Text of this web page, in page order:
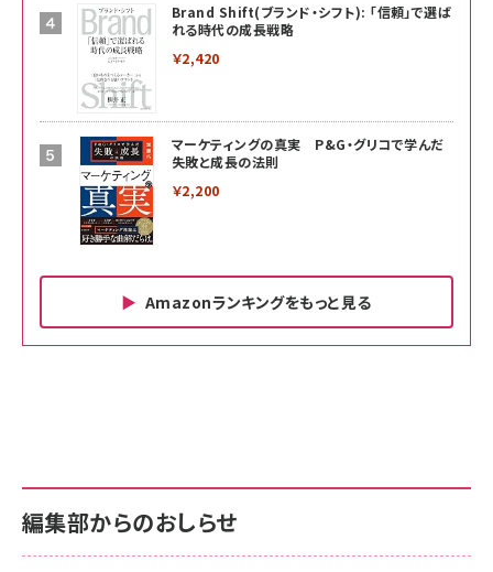
Brand Shift(ブランド・シフト): 「信頼」で選ば
れる時代の成長戦略
￥2,420
マーケティングの真実 P&G・グリコで学んだ
失敗と成長の法則
￥2,200
Amazonランキングをもっと見る
￥880
anan(アンアン)2026/06/24号 No.2500増刊
スペシャルエディション[王道エンタメの矜持／
サポート正規品 メーカー保証5年 KLMEA128G
NIMASO ガラスフィルム iPhone 17 用 保護フィ
サポート正規品 メーカー保証5年 KLMEA128G
Amazon eギフトカード - Amazonロゴ - クラ
編集部からのおしらせ